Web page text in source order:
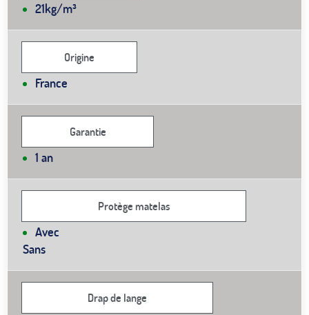
21kg/m³
Origine
France
Garantie
1 an
Protège matelas
Avec
Sans
Drap de lange